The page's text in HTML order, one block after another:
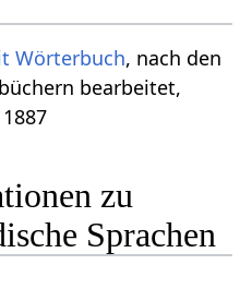
Wörterbuch, nach den
bearbeitet,
zu
Sprachen